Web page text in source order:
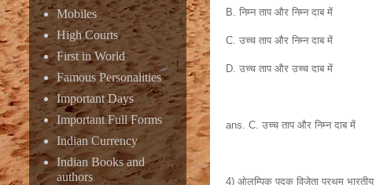
B. निम्न ताप और निम्न दाब में
C. उच्च ताप और निम्न दाब में
D. उच्च ताप और उच्च दाब में
ans. C. उच्च ताप और निम्न दाब में
4) ओलम्पिक पदक विजेता प्रथम भारतीय
Mobiles
High Courts
First in World
Famous Personalities
Important Days
Important Full Forms
Indian Currency
Indian Books and
authors